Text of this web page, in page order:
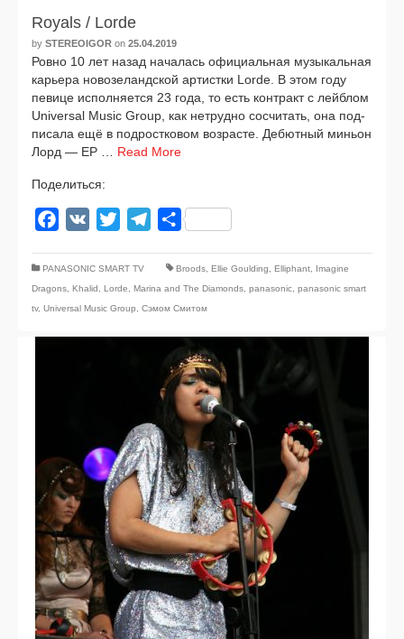
Royals / Lorde
by STEREOIGOR on 25.04.2019
Ровно 10 лет назад нача­лась офи­ци­аль­ная музы­каль­ная
карье­ра ново­зе­ланд­ской артист­ки Lorde. В этом году
певи­це испол­ня­ет­ся 23 года, то есть кон­тракт с лей­б­лом
Universal Music Group, как нетруд­но сосчи­тать, она под­
пи­са­ла ещё в под­рост­ко­вом воз­расте. Дебютный миньон
Лорд — EP … Read More
Поделиться:
Facebook
VK Twitter TelegramОтправить
PANASONIC SMART TV Broods Ellie Goulding Elliphant
Imagine
Dragons Khalid Lorde Marina and The Diamonds panasonic panasonic smart
tv, Universal Music Group Сэмом Смитом